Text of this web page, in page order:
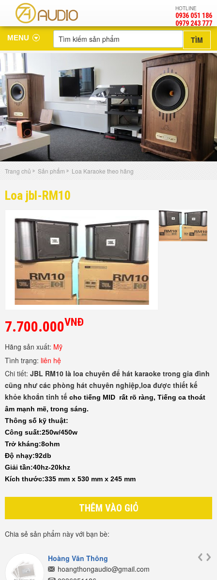
HOTLINE
0936 051 186
‎0979 243 777
MENU
Trang chủ Sản phẩm Loa Karaoke theo hãng
Loa jbl-RM10
7.700.000VNĐ
Hãng sản xuất: Mỹ
Tình trạng: liên hệ
Chi tiết: JBL RM10 là loa chuyên để hát karaoke trong gia đình
cũng như các phòng hát chuyên nghiệp,loa được thiết kế
khỏe khoắn tinh tế cho tiếng MID rất rõ ràng, Tiếng ca thoát
âm mạnh mẽ, trong sáng.
Thông số kỹ thuật:
Công suất:250w/450w
Trở kháng:8ohm
Độ nhạy:92db
Giải tần:40hz-20khz
Kích thước:335 mm x 530 mm x 245 mm
THÊM VÀO GIỎ
Chia sẻ sản phẩm này với bạn bè:
Hoàng Văn Thông
hoangthongaudio@gmail.com